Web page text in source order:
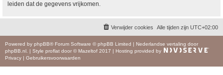
leiden dat de gegevens vrijkomen.
Alle tijden zijn UTC+02:00
Verwijder cookies
Powered by phpBB® Forum Software © phpBB Limited | Nederlandse vertaling door
phpBB.nl
| Style proflat door © Mazeltof 2017 | Hosting provided by
Privacy
Gebruikersvoorwaarden